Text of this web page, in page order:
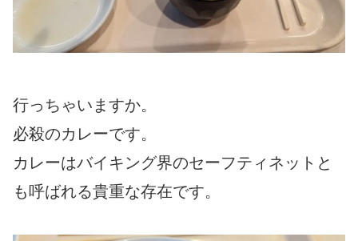
行っちゃいますか。
必殺のカレーです。
カレーはバイキング界のセーフティネットと
も呼ばれる貴重な存在です。